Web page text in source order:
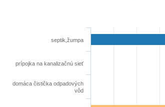
septik,žumpa
prípojka na kanalizačnú sieť
domáca čistička odpadových
vôd